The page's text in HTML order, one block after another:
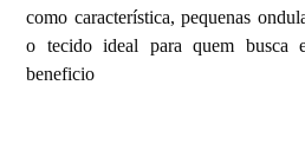
como característica, pequenas
o tecido ideal para quem busca
beneficio